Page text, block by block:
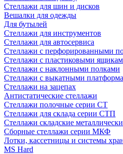
Стеллажи для шин и дисков
Вешалки для одежды
Для бутылей
Стеллажи для инструментов
Стеллажи для автосервиса
Стеллажи с перфорированными
Стеллажи с пластиковыми
Стеллажи с наклонными полками
Стеллажи с выкатными
Стеллажи на зацепах
Антистатические стеллажи
Стеллажи полочные серии СТ
Стеллажи для склада серии СТП
Стеллажи складские
Сборные стеллажи серии МКФ
Лотки, кассетницы и системы
MS Hard